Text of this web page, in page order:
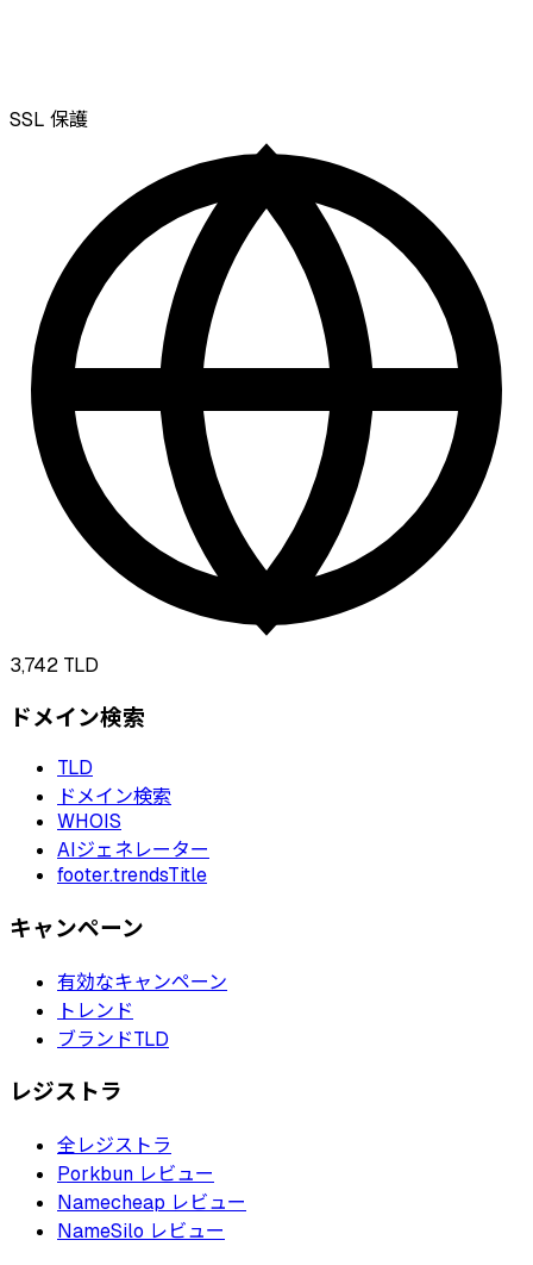
SSL 保護
3,742 TLD
ドメイン検索
TLD
ドメイン検索
WHOIS
AIジェネレーター
footer.trendsTitle
キャンペーン
有効なキャンペーン
トレンド
ブランドTLD
レジストラ
全レジストラ
Porkbun レビュー
Namecheap レビュー
NameSilo レビュー